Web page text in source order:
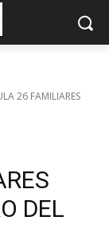
26 FAMILIARES
DEL